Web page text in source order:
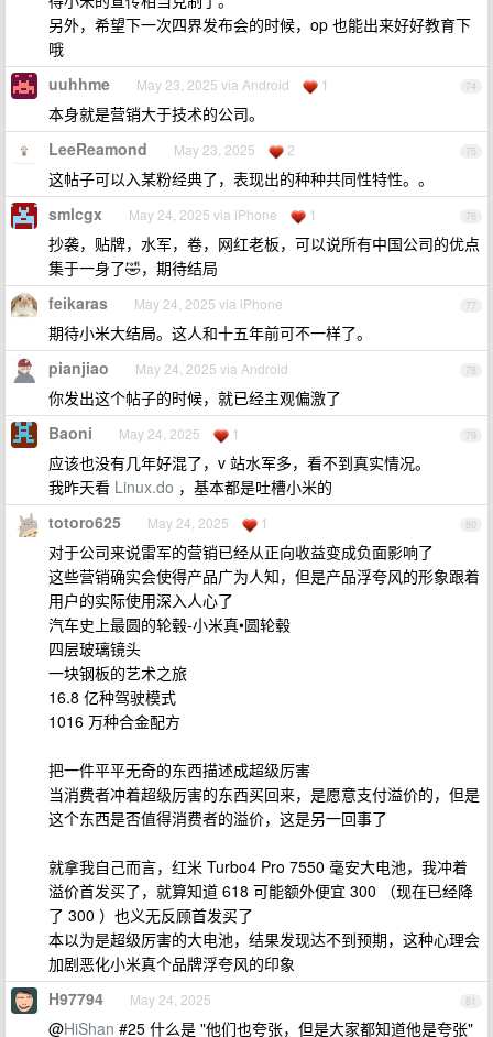
另外，希望下一次四界发布会的时候，op 也能出来好好教育下
哦
74
uuhhme May 23, 2025 via Android 1
本身就是营销大于技术的公司。
75
LeeReamond May 23, 2025 2
这帖子可以入某粉经典了，表现出的种种共同性特性。。
76
smlcgx May 24, 2025 via iPhone 1
抄袭，贴牌，水军，卷，网红老板，可以说所有中国公司的优点
集于一身了🤣，期待结局
77
feikaras May 24, 2025 via iPhone
期待小米大结局。这人和十五年前可不一样了。
78
pianjiao May 24, 2025 via Android
你发出这个帖子的时候，就已经主观偏激了
79
Baoni May 24, 2025 1
应该也没有几年好混了，v 站水军多，看不到真实情况。
我昨天看 Linux.do ，基本都是吐槽小米的
80
totoro625 May 24, 2025 1
对于公司来说雷军的营销已经从正向收益变成负面影响了
这些营销确实会使得产品广为人知，但是产品浮夸风的形象跟着
用户的实际使用深入人心了
汽车史上最圆的轮毂-小米真•圆轮毂
四层玻璃镜头
一块钢板的艺术之旅
16.8 亿种驾驶模式
1016 万种合金配方
把一件平平无奇的东西描述成超级厉害
当消费者冲着超级厉害的东西买回来，是愿意支付溢价的，但是
这个东西是否值得消费者的溢价，这是另一回事了
就拿我自己而言，红米 Turbo4 Pro 7550 毫安大电池，我冲着
溢价首发买了，就算知道 618 可能额外便宜 300 （现在已经降
了 300 ）也义无反顾首发买了
本以为是超级厉害的大电池，结果发现达不到预期，这种心理会
加剧恶化小米真个品牌浮夸风的印象
81
H97794 May 24, 2025
@HiShan #25 什么是 "他们也夸张，但是大家都知道他是夸张"